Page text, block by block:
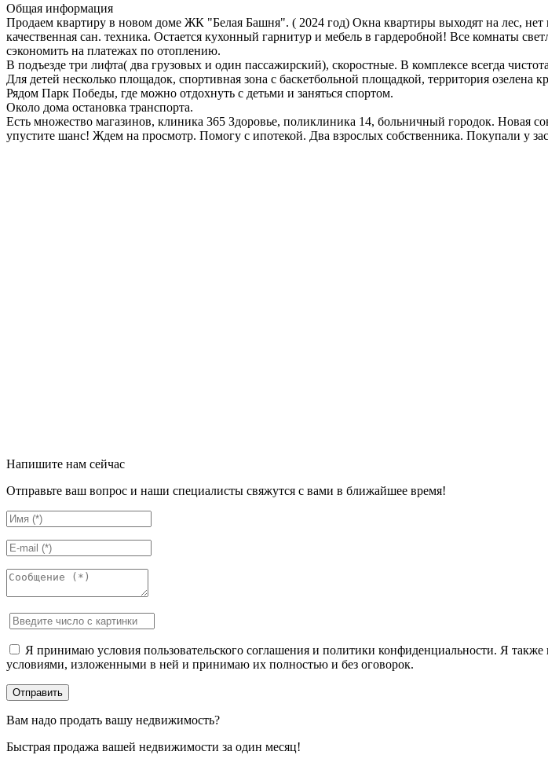
Общая информация
Продаем квартиру в новом доме ЖК "Белая Башня". ( 2024 год) Окна квартиры выходят на лес,
качественная сан. техника. Остается кухонный гарнитур и мебель в гардеробной! Все комнаты
сэкономить на платежах по отоплению.
В подъезде три лифта( два грузовых и один пассажирский), скоростные. В комплексе всегда
Для детей несколько площадок, спортивная зона с баскетбольной площадкой, территория
Рядом Парк Победы, где можно отдохнуть с детьми и заняться спортом.
Около дома остановка транспорта.
Есть множество магазинов, клиника 365 Здоровье, поликлиника 14, больничный городок. Новая
упустите шанс! Ждем на просмотр. Помогу с ипотекой. Два взрослых собственника. Покупали у
Напишите нам сейчас
Отправьте ваш вопрос и наши специалисты свяжутся с вами в ближайшее время!
Я принимаю условия пользовательского соглашения и политики конфиденциальности. Я
условиями, изложенными в ней и принимаю их полностью и без оговорок.
Вам надо продать вашу недвижимость?
Быстрая продажа вашей недвижимости за один месяц!